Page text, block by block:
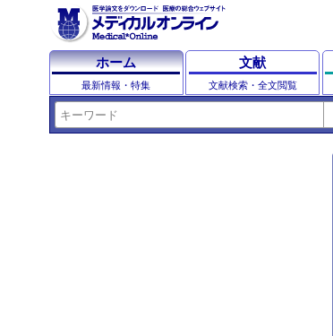
ホーム
最新情報・特集
文献
文献検索・全文閲覧